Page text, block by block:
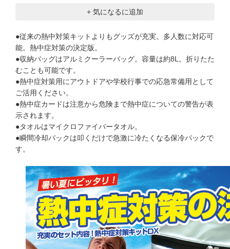
+ 気になるに追加
●従来の熱中対策キットよりもグッズが充実。多人数に対応可
能。熱中症対策の決定版。
●収納バッグはアルミクーラーバッグ。容量は約8L。折りたた
むことも可能です。
●熱中症対策用にアウトドアや学校行事での応急常備用として
ご活用ください。
●熱中症カードは注意から危険まで熱中症についての警告が表
示されます。
●タオルはマイクロファイバータオル。
●瞬間冷却パックは叩くだけで急激に冷たくなる保冷パックで
す。